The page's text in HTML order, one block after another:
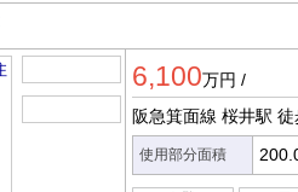
6,100万円 /
阪急箕面線 桜井駅 徒
使用部分面積